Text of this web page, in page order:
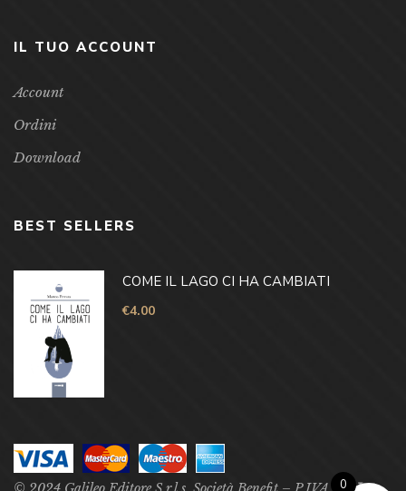
IL TUO ACCOUNT
Account
Ordini
Download
BEST SELLERS
COME IL LAGO CI HA CAMBIATI
€4.00
0